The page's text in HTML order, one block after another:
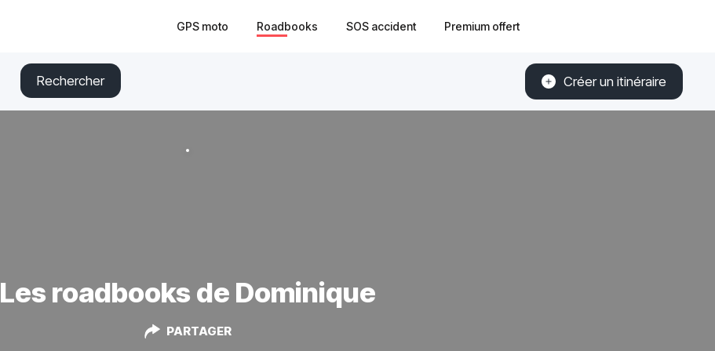
GPS moto Roadbooks SOS accident Premium offert
Rechercher Créer un itinéraire
Les roadbooks de Dominique
PARTAGER